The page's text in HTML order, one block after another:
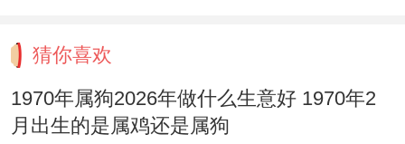
显，三月壬辰、四月癸巳：食伤透出，才华
得展，创意生财，巳月火势加剧，注意合同
细节，五月甲午：岁运并临，火势登峰，事
猜你喜欢
1970年属狗2026年做什么生意好 1970年2
月出生的是属鸡还是属狗